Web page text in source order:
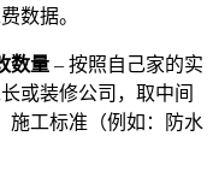
数据。
数量 – 按照自己家的实
或装修公司，取中间
施工标准（例如：防水